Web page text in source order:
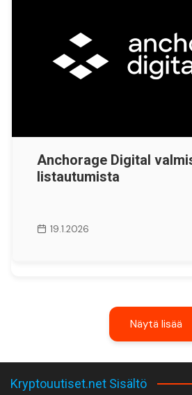
Anchorage Digital
listautumista
19.1.2026
Näytä lisää
Kryptouutiset.net Sisältö